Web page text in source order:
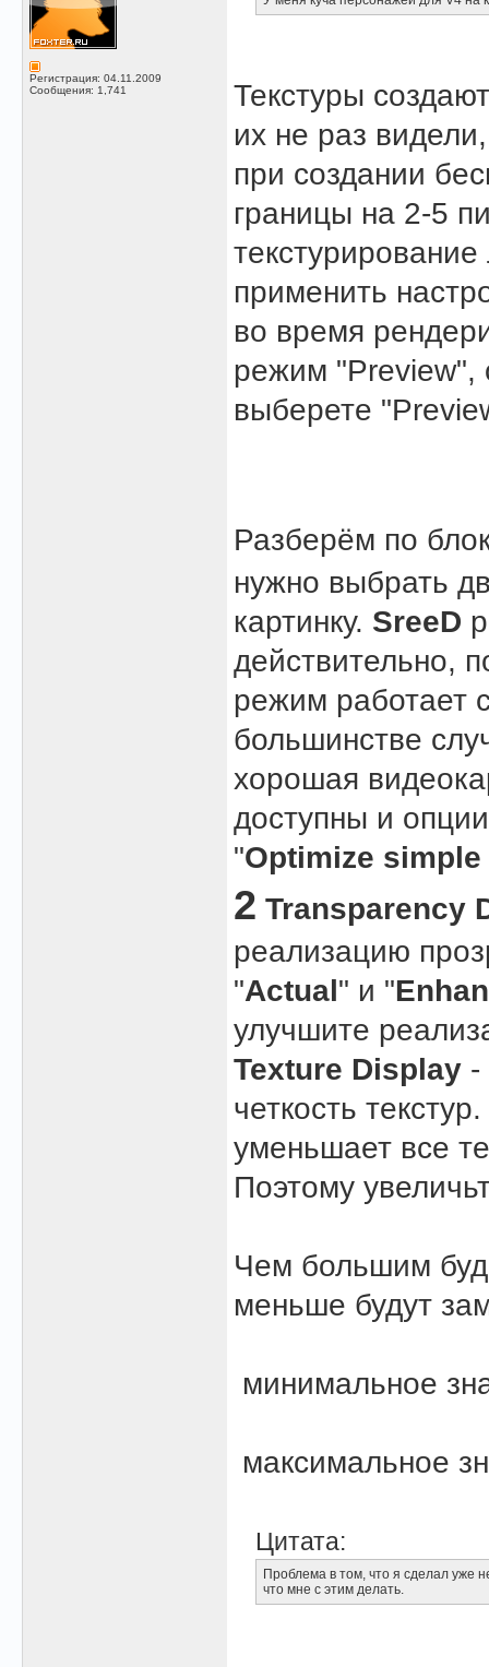
Регистрация: 04.11.2009
Сообщения: 1,741
Текстуры
их не раз
при создании
границы на 2-5
применить
во время
режим "Preview",
выберете
Разберём по
нужно выбрать
картинку. SreeD
действительно,
режим работает
большинстве
хорошая
доступны и
"Optimize
2 Transparency
реализацию
"Actual" и "
улучшите
Texture Display -
четкость
уменьшает все
Поэтому
Чем большим
меньше будут
минимальное
максимальное
Цитата:
Проблема в том, что я сделал уже
что мне с этим делать.